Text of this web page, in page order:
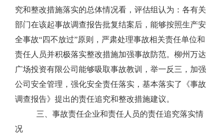
究和整改措施落实的总体情况看，评估组认为：各有关
部门在该起事故调查报告批复结案后，能够按照生产安
全事故“四不放过”原则，严肃处理事故相关责任单位和
责任人员并积极落实整改措施加强事故防范。柳州万达
广场投资有限公司能够吸取事故教训，举一反三，加强
公司安全管理，强化安全责任落实，基本落实了《事故
调查报告》提出的责任追究和整改措施建议。
三、事故责任企业和责任人员的责任追究落实情
况